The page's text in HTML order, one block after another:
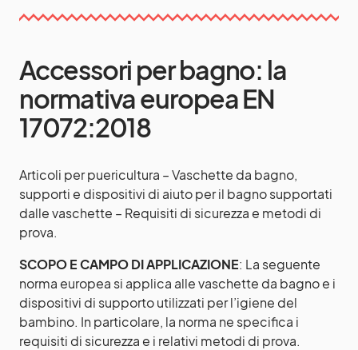
Accessori per bagno: la
normativa europea EN
17072:2018
Articoli per puericultura – Vaschette da bagno,
supporti e dispositivi di aiuto per il bagno supportati
dalle vaschette – Requisiti di sicurezza e metodi di
prova.
SCOPO E CAMPO DI APPLICAZIONE: La seguente
norma europea si applica alle vaschette da bagno e i
dispositivi di supporto utilizzati per l’igiene del
bambino. In particolare, la norma ne specifica i
requisiti di sicurezza e i relativi metodi di prova.